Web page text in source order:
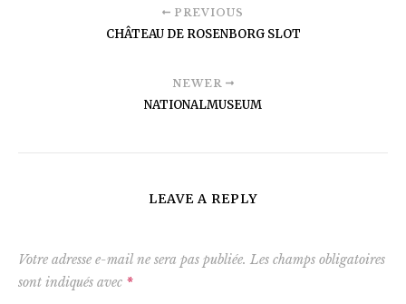
PREVIOUS
CHÂTEAU DE ROSENBORG SLOT
NEWER
NATIONALMUSEUM
LEAVE A REPLY
Votre adresse e-mail ne sera pas publiée. Les champs obligatoires
sont indiqués avec *